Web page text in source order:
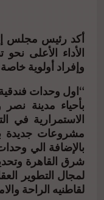
الأداء الأعلى
وإفراد أولوية
“اول وحدات فندقية
بأحياء مدينة
الاستمرارية في
مشروعات جديدة
بالإضافة الي
شرق القاهرة
لمجال التطوير
لقاطنيه الراحة